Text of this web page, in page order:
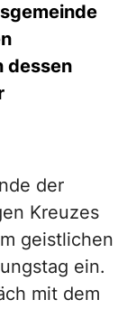
dessen
der
Kreuzes
geistlichen
ein.
mit dem